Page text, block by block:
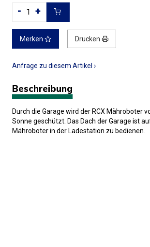
- +
Merken Drucken
Anfrage zu diesem Artikel ›
Beschreibung
Durch die Garage wird der RCX Mähroboter
Sonne geschützt. Das Dach der Garage ist
Mähroboter in der Ladestation zu bedienen.